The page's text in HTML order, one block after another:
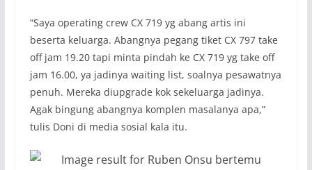
“Saya operating crew CX 719 yg abang artis ini
beserta keluarga. Abangnya pegang tiket CX 797 take
off jam 19.20 tapi minta pindah ke CX 719 yg take off
jam 16.00, ya jadinya waiting list, soalnya pesawatnya
penuh. Mereka diupgrade kok sekeluarga jadinya.
Agak bingung abangnya komplen masalanya apa,”
tulis Doni di media sosial kala itu.